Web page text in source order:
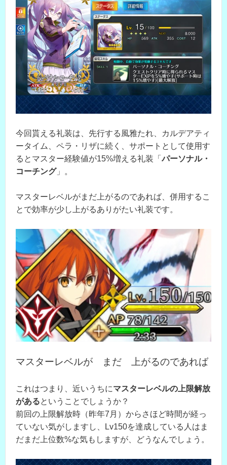
今回貰える礼装は、先行する風雅たれ、カルデアティ
ータイム、ペラ・リザに続く、サポートとして使用す
るとマスター経験値が15%増える礼装「パーソナル・
コーチング」。
マスターレベルがまだ上がるのであれば、併用するこ
とで効率が少し上がるありがたい礼装です。
マスターレベルが まだ 上がるのであれば
これはつまり、近いうちにマスターレベルの上限解放
があるということでしょうか？
前回の上限解放時（昨年7月）からさほど時間が経っ
ていない気がしますし、Lv150を達成している人はま
だまだ上位数%な気もしますが、どうなんでしょう。